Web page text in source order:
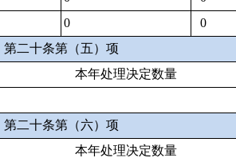
0
0
第二十条第（五）项
本年处理决定数量
第二十条第（六）项
本年处理决定数量